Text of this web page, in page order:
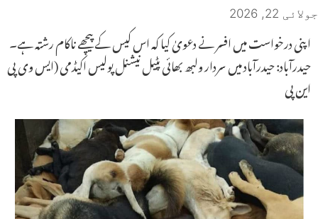
جولائی 22, 2026
اپنی درخواست میں افسر نے دعویٰ کیا کہ اس کیس کے پیچھے ناکام رشتہ ہے۔
حیدرآباد: حیدرآباد میں سردار ولبھ بھائی پٹیل نیشنل پولیس اکیڈمی (ایس وی پی
این پی